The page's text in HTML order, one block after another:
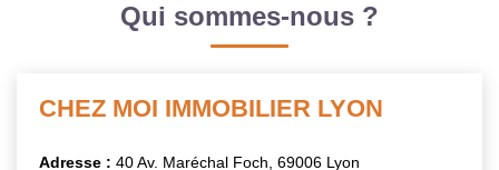
VENDRE
AGENCE
Qui Sommes-Nous ?
Qui sommes-nous ?
CHEZ MOI IMMOBILIER LYON
Adresse : 40 Av. Maréchal Foch, 69006 Lyon